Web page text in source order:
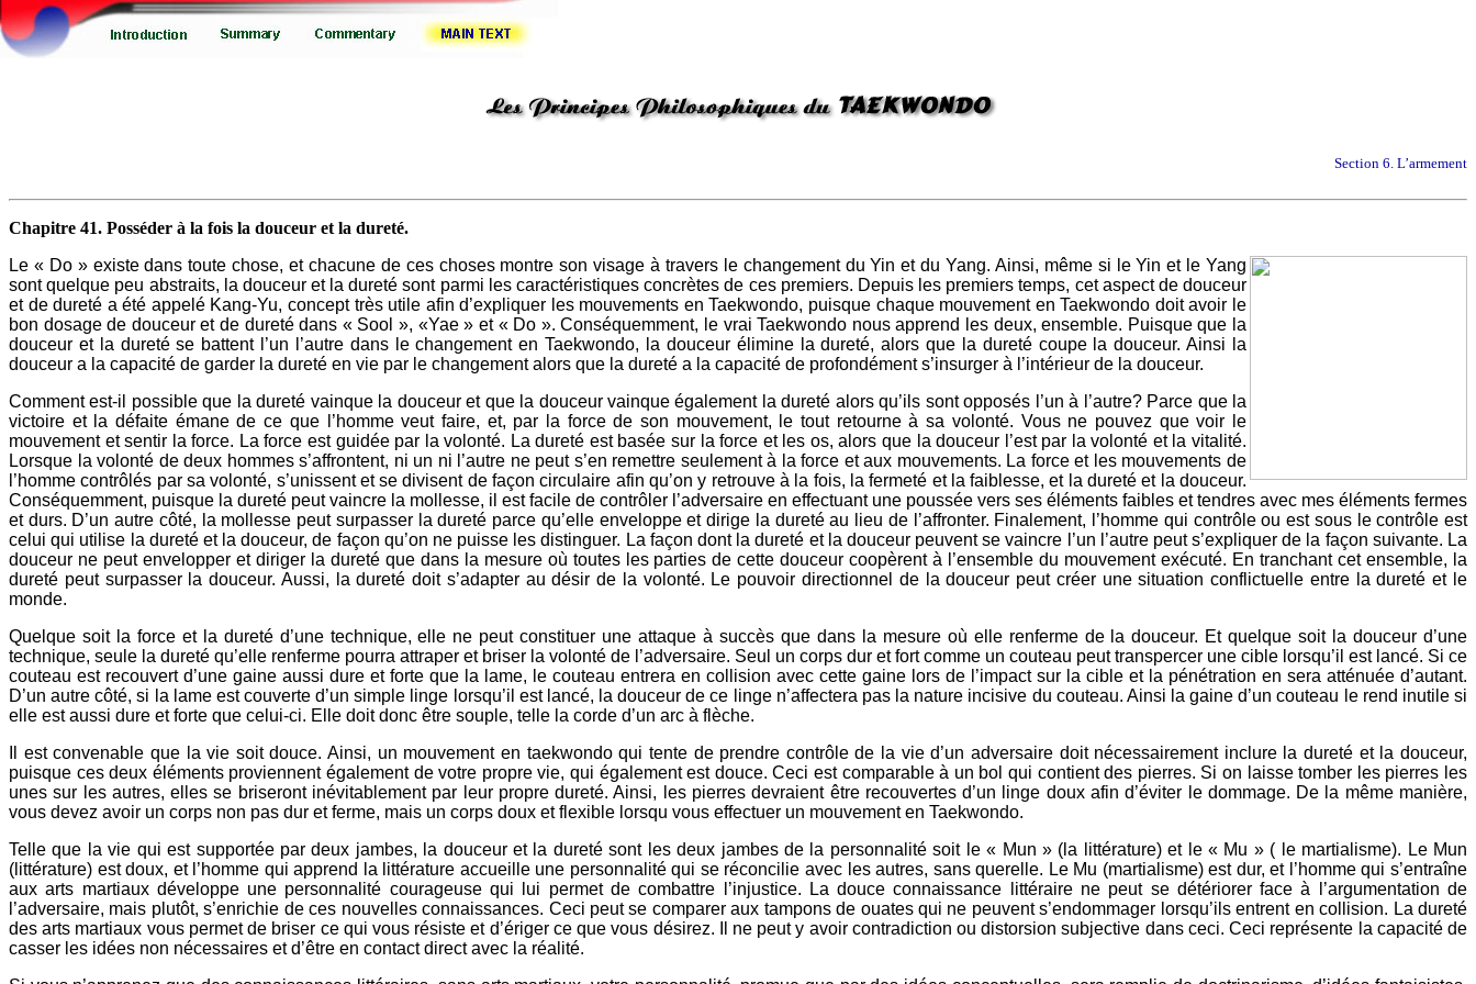
Section 6. L’armement
Chapitre 41. Posséder à la fois la douceur et la dureté.
Le « Do » existe dans toute chose, et chacune de ces choses montre son visage à travers le changement du Yin et du Yang. Ainsi, même si le Yin et le Yang
sont quelque peu abstraits, la douceur et la dureté sont parmi les caractéristiques concrètes de ces premiers. Depuis les premiers temps, cet aspect de douceur
et de dureté a été appelé Kang-Yu, concept très utile afin d’expliquer les mouvements en Taekwondo, puisque chaque mouvement en Taekwondo doit avoir le
bon dosage de douceur et de dureté dans « Sool », «Yae » et « Do ». Conséquemment, le vrai Taekwondo nous apprend les deux, ensemble. Puisque que la
douceur et la dureté se battent l’un l’autre dans le changement en Taekwondo, la douceur élimine la dureté, alors que la dureté coupe la douceur. Ainsi la
douceur a la capacité de garder la dureté en vie par le changement alors que la dureté a la capacité de profondément s’insurger à l’intérieur de la douceur.
Comment est-il possible que la dureté vainque la douceur et que la douceur vainque également la dureté alors qu’ils sont opposés l’un à l’autre? Parce que la
victoire et la défaite émane de ce que l’homme veut faire, et, par la force de son mouvement, le tout retourne à sa volonté. Vous ne pouvez que voir le
mouvement et sentir la force. La force est guidée par la volonté. La dureté est basée sur la force et les os, alors que la douceur l’est par la volonté et la vitalité.
Lorsque la volonté de deux hommes s’affrontent, ni un ni l’autre ne peut s’en remettre seulement à la force et aux mouvements. La force et les mouvements de
l’homme contrôlés par sa volonté, s’unissent et se divisent de façon circulaire afin qu’on y retrouve à la fois, la fermeté et la faiblesse, et la dureté et la douceur.
Conséquemment, puisque la dureté peut vaincre la mollesse, il est facile de contrôler l’adversaire en effectuant une poussée vers ses éléments faibles et tendres avec mes éléments fermes
et durs. D’un autre côté, la mollesse peut surpasser la dureté parce qu’elle enveloppe et dirige la dureté au lieu de l’affronter. Finalement, l’homme qui contrôle ou est sous le contrôle est
celui qui utilise la dureté et la douceur, de façon qu’on ne puisse les distinguer. La façon dont la dureté et la douceur peuvent se vaincre l’un l’autre peut s’expliquer de la façon suivante. La
douceur ne peut envelopper et diriger la dureté que dans la mesure où toutes les parties de cette douceur coopèrent à l’ensemble du mouvement exécuté. En tranchant cet ensemble, la
dureté peut surpasser la douceur. Aussi, la dureté doit s’adapter au désir de la volonté. Le pouvoir directionnel de la douceur peut créer une situation conflictuelle entre la dureté et le
monde.
Quelque soit la force et la dureté d’une technique, elle ne peut constituer une attaque à succès que dans la mesure où elle renferme de la douceur. Et quelque soit la douceur d’une
technique, seule la dureté qu’elle renferme pourra attraper et briser la volonté de l’adversaire. Seul un corps dur et fort comme un couteau peut transpercer une cible lorsqu’il est lancé. Si ce
couteau est recouvert d’une gaine aussi dure et forte que la lame, le couteau entrera en collision avec cette gaine lors de l’impact sur la cible et la pénétration en sera atténuée d’autant.
D’un autre côté, si la lame est couverte d’un simple linge lorsqu’il est lancé, la douceur de ce linge n’affectera pas la nature incisive du couteau. Ainsi la gaine d’un couteau le rend inutile si
elle est aussi dure et forte que celui-ci. Elle doit donc être souple, telle la corde d’un arc à flèche.
Il est convenable que la vie soit douce. Ainsi, un mouvement en taekwondo qui tente de prendre contrôle de la vie d’un adversaire doit nécessairement inclure la dureté et la douceur,
puisque ces deux éléments proviennent également de votre propre vie, qui également est douce. Ceci est comparable à un bol qui contient des pierres. Si on laisse tomber les pierres les
unes sur les autres, elles se briseront inévitablement par leur propre dureté. Ainsi, les pierres devraient être recouvertes d’un linge doux afin d’éviter le dommage. De la même manière,
vous devez avoir un corps non pas dur et ferme, mais un corps doux et flexible lorsqu vous effectuer un mouvement en Taekwondo.
Telle que la vie qui est supportée par deux jambes, la douceur et la dureté sont les deux jambes de la personnalité soit le « Mun » (la littérature) et le « Mu » ( le martialisme). Le Mun
(littérature) est doux, et l’homme qui apprend la littérature accueille une personnalité qui se réconcilie avec les autres, sans querelle. Le Mu (martialisme) est dur, et l’homme qui s’entraîne
aux arts martiaux développe une personnalité courageuse qui lui permet de combattre l’injustice. La douce connaissance littéraire ne peut se détériorer face à l’argumentation de
l’adversaire, mais plutôt, s’enrichie de ces nouvelles connaissances. Ceci peut se comparer aux tampons de ouates qui ne peuvent s’endommager lorsqu’ils entrent en collision. La dureté
des arts martiaux vous permet de briser ce qui vous résiste et d’ériger ce que vous désirez. Il ne peut y avoir contradiction ou distorsion subjective dans ceci. Ceci représente la capacité de
casser les idées non nécessaires et d’être en contact direct avec la réalité.